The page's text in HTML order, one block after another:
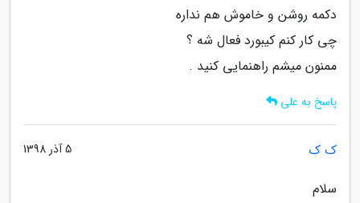
دکمه روشن و خاموش هم نداره
چی کار کنم کیبورد فعال شه ؟
ممنون میشم راهنمایی کنید .
پاسخ به علی
ک ک 5 آذر 1398
سلام